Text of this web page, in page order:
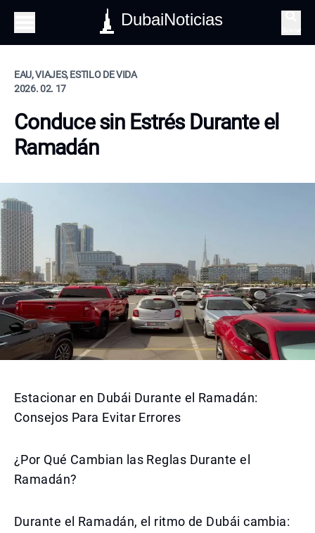
DubaiNoticias
EAU, VIAJES, ESTILO DE VIDA
2026. 02. 17
Conduce sin Estrés Durante el
Ramadán
Estacionar en Dubái Durante el Ramadán:
Consejos Para Evitar Errores
¿Por Qué Cambian las Reglas Durante el
Ramadán?
Durante el Ramadán, el ritmo de Dubái cambia: